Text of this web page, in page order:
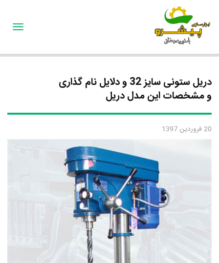
دریل ستونی سایز 32 و دلایل نام گذاری
و مشخصات این مدل دریل
20 فروردین 1397